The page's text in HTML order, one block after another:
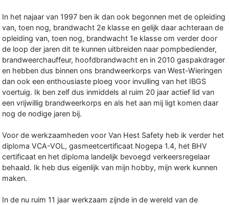
In het najaar van 1997 ben ik dan ook begonnen met de opleiding
van, toen nog, brandwacht 2e klasse en gelijk daar achteraan de
opleiding van, toen nog, brandwacht 1e klasse om verder door
de loop der jaren dit te kunnen uitbreiden naar pompbediender,
brandweerchauffeur, hoofdbrandwacht en in 2010 gaspakdrager
en hebben dus binnen ons brandweerkorps van West-Wieringen
dan ook een enthousiaste ploeg voor invulling van het IBGS
voertuig. Ik ben zelf dus inmiddels al ruim 20 jaar actief lid van
een vrijwillig brandweerkorps en als het aan mij ligt komen daar
nog de nodige jaren bij.
Voor de werkzaamheden voor Van Hest Safety heb ik verder het
diploma VCA-VOL, gasmeetcertificaat Nogepa 1.4, het BHV
certificaat en het diploma landelijk bevoegd verkeersregelaar
behaald. Ik heb dus eigenlijk van mijn hobby, mijn werk kunnen
maken.
In de nu ruim 11 jaar werkzaam zijnde in de wereld van de